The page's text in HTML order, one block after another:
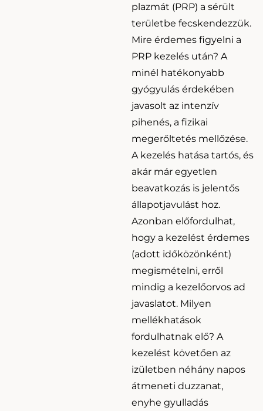
plazmát (PRP) a sérült
területbe fecskendezzük.
Mire érdemes figyelni a
PRP kezelés után? A
minél hatékonyabb
gyógyulás érdekében
javasolt az intenzív
pihenés, a fizikai
megerőltetés mellőzése.
A kezelés hatása tartós, és
akár már egyetlen
beavatkozás is jelentős
állapotjavulást hoz.
Azonban előfordulhat,
hogy a kezelést érdemes
(adott időközönként)
megismételni, erről
mindig a kezelőorvos ad
javaslatot. Milyen
mellékhatások
fordulhatnak elő? A
kezelést követően az
izületben néhány napos
átmeneti duzzanat,
enyhe gyulladás